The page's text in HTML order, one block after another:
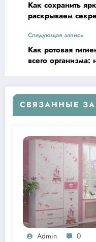
Как сохранить
раскрываем
Следующая запись
Как ротовая
всего
СВЯЗАННЫЕ
Admin 0